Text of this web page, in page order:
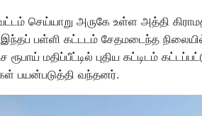
செய்யாறு அருகே உள்ள அத்தி
இந்தப் பள்ளி கட்டடம் சேதமடைந்த
ரூபாய் மதிப்பீட்டில் புதிய கட்டிடம்
பயன்படுத்தி வந்தனர்.